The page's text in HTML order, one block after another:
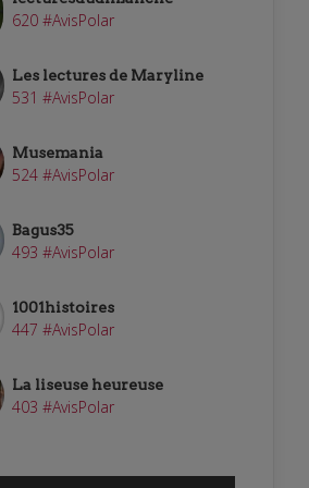
620 #AvisPolar
Les lectures de Maryline
531 #AvisPolar
Musemania
524 #AvisPolar
Bagus35
493 #AvisPolar
1001histoires
447 #AvisPolar
La liseuse heureuse
403 #AvisPolar